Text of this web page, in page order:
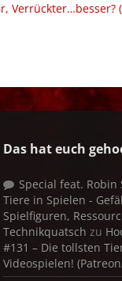
Verrückter…besser?
Das hat euch
Special feat. Robin
Tiere in Spielen -
Spielfiguren,
Technikquatsch zu
#131 – Die tollsten
Videospielen!